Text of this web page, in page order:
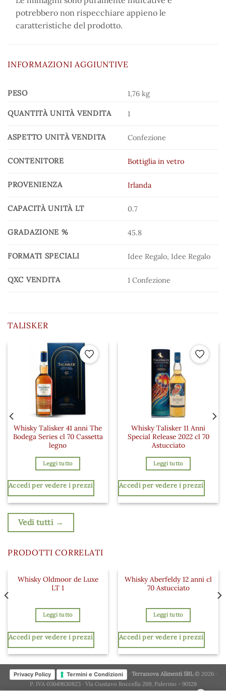
potrebbero non rispecchiare appieno le
caratteristiche del prodotto.
INFORMAZIONI AGGIUNTIVE
PESO 1,76 kg
QUANTITÀ UNITÀ VENDITA 1
ASPETTO UNITÀ VENDITA Confezione
CONTENITORE Bottiglia in vetro
PROVENIENZA Irlanda
CAPACITÀ UNITÀ LT 0.7
GRADAZIONE % 45.8
FORMATI SPECIALI Idee Regalo, Idee Regalo
QXC VENDITA 1 Confezione
TALISKER
Aggiungi ai preferiti
Whisky Talisker 41 anni The
Bodega Series cl 70 Cassetta
legno
Leggi tutto
Accedi per vedere i prezzi
Whisky Talisker 11 Anni
Special Release 2022 cl 70
Astucciato
Leggi tutto
Accedi per vedere i prezzi
Vedi tutti →
PRODOTTI CORRELATI
Aggiungi ai preferiti
Whisky Oldmoor de Luxe
LT 1
Leggi tutto
Accedi per vedere i prezzi
Whisky Aberfeldy 12 anni cl
70 Astucciato
Leggi tutto
Accedi per vedere i prezzi
ai preferiti
Privacy Policy Termini e Condizioni · Terranova Alimenti SRL© 2026 ·
P. IVA 03649630823 · Via Gustavo Roccella 269, Palermo - 90128